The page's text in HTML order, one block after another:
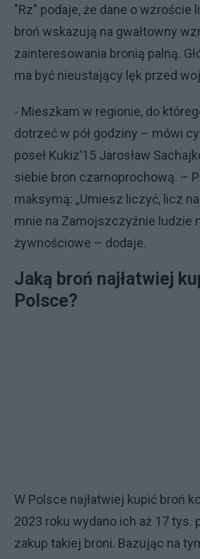
"Rz" podaje, że dane o wzroście
broń wskazują na gwałtowny
zainteresowania bronią palną.
ma być nieustający lęk przed
- Mieszkam w regionie, do
dotrzeć w pół godziny – mówi
poseł Kukiz’15 Jarosław
siebie bron czarnoprochową. –
maksymą: „Umiesz liczyć, licz
mnie na Zamojszczyźnie ludzie
żywnościowe – dodaje.
Jaką broń najłatwiej
Polsce?
W Polsce najłatwiej kupić broń
2023 roku wydano ich aż 17 tys.
zakup takiej broni. Bazując na